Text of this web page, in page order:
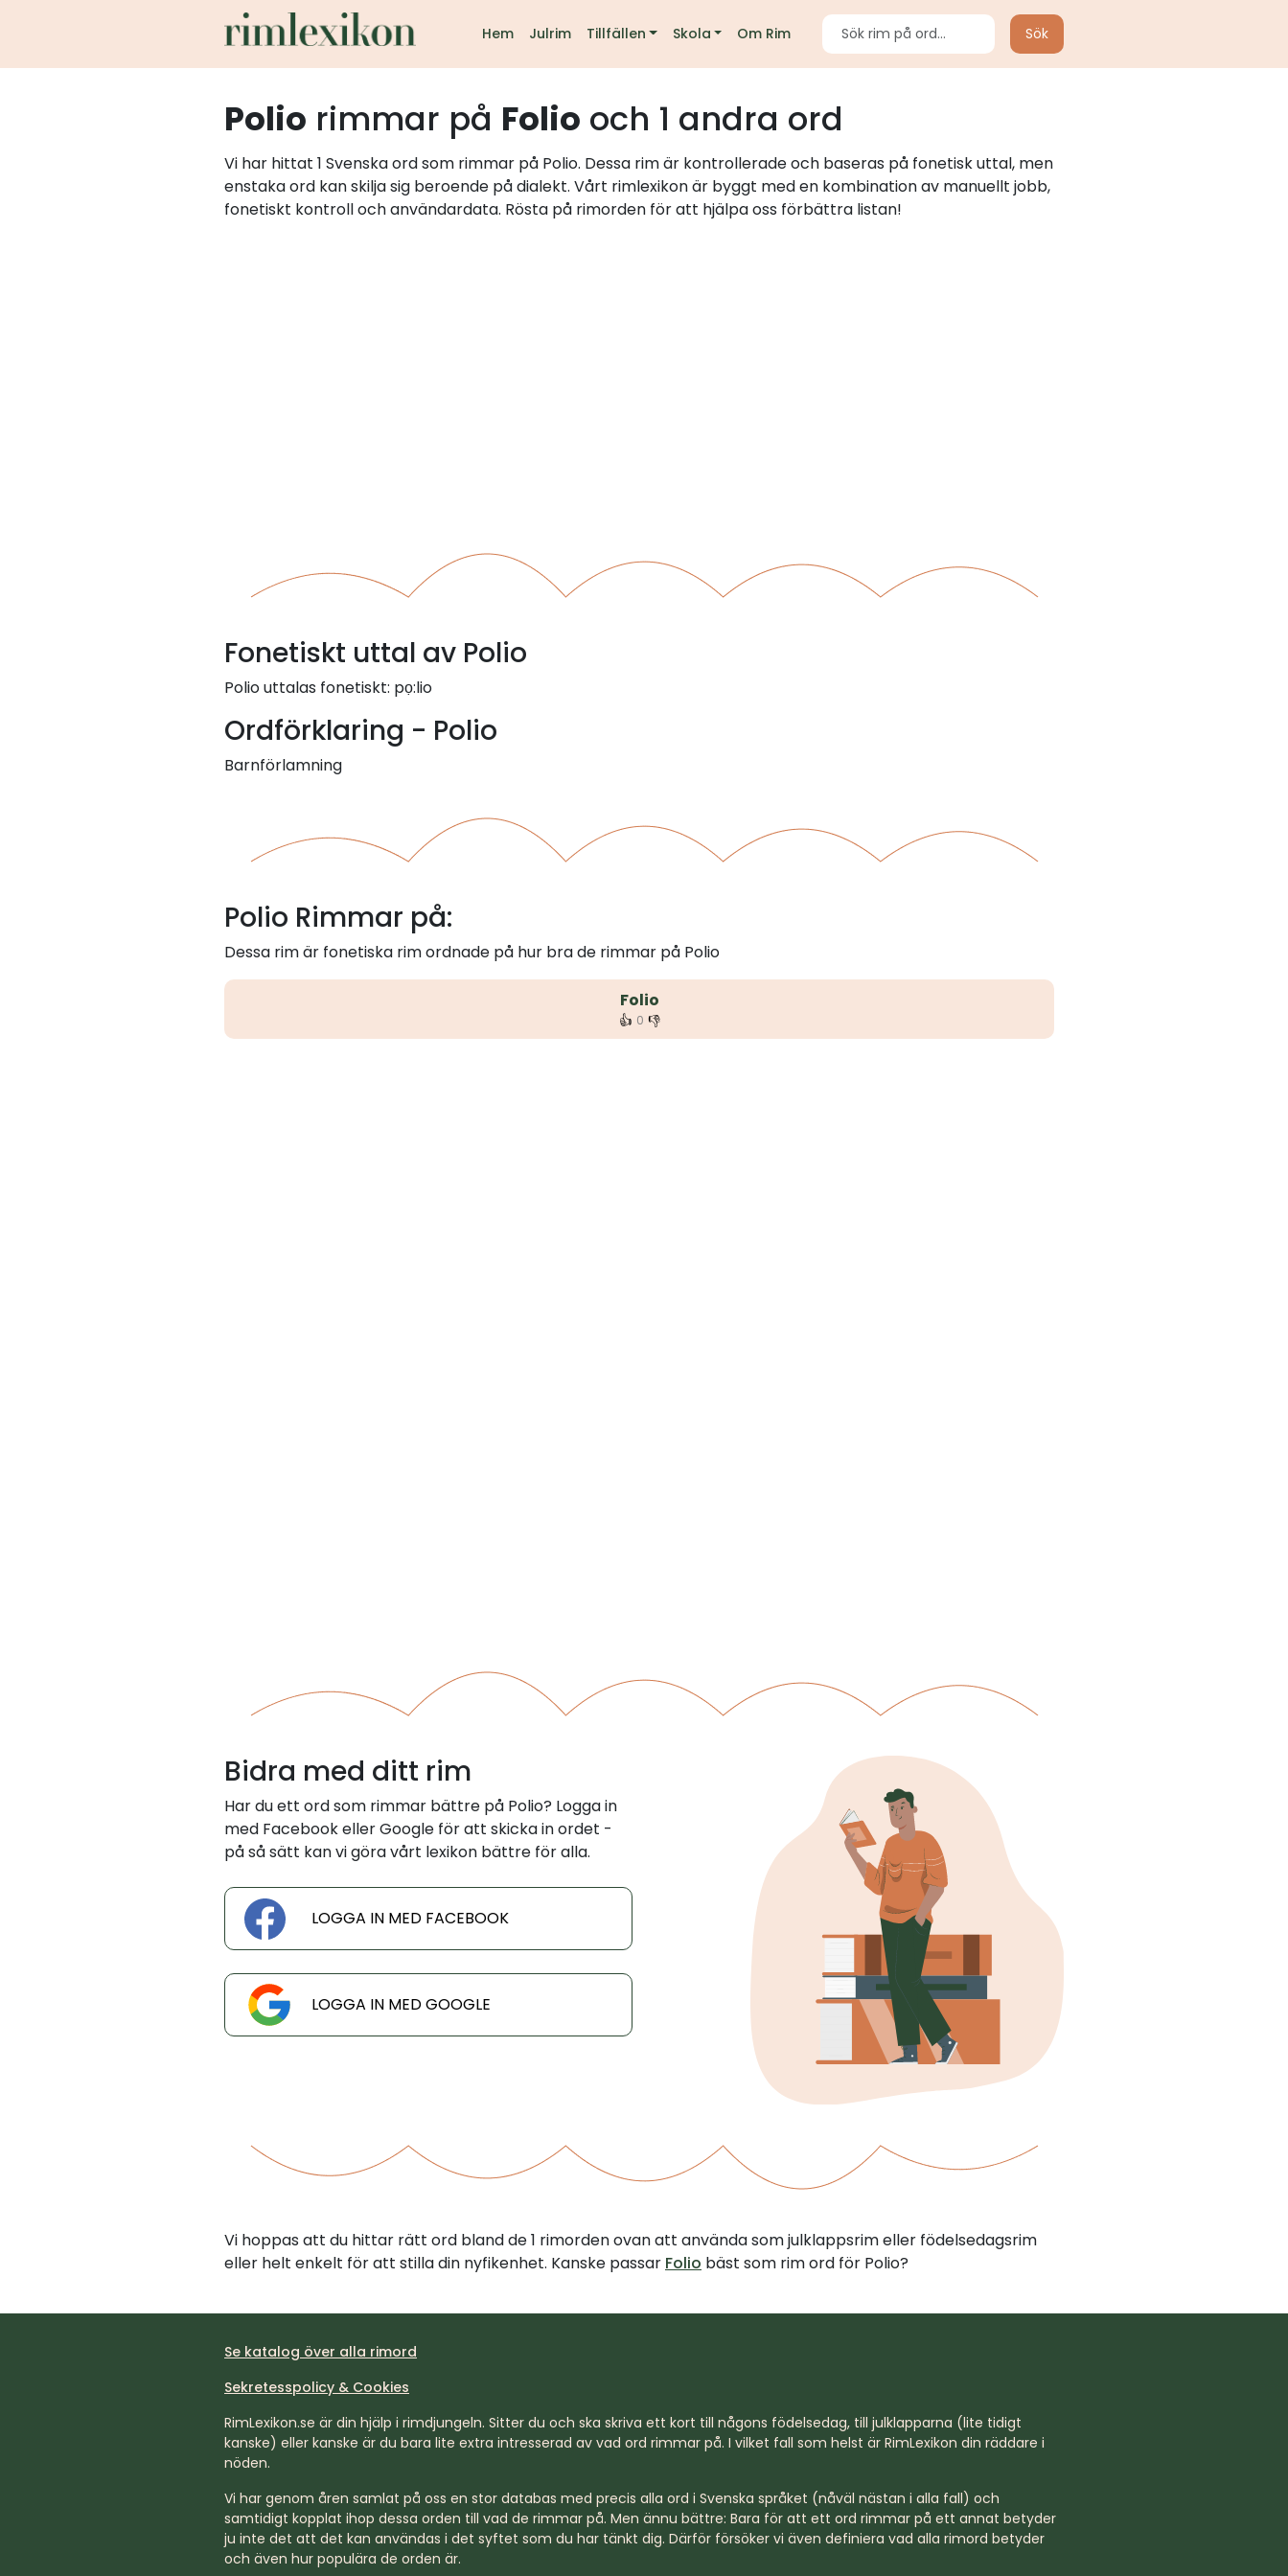
Hem Julrim Tillfällen Skola Om Rim Sök
Polio rimmar på Folio och 1 andra ord
Vi har hittat 1 Svenska ord som rimmar på Polio. Dessa rim är kontrollerade och baseras på fonetisk uttal, men
enstaka ord kan skilja sig beroende på dialekt. Vårt rimlexikon är byggt med en kombination av manuellt jobb,
fonetiskt kontroll och användardata. Rösta på rimorden för att hjälpa oss förbättra listan!
Fonetiskt uttal av Polio
Polio uttalas fonetiskt: pọ:lio
Ordförklaring - Polio
Barnförlamning
Polio Rimmar på:
Dessa rim är fonetiska rim ordnade på hur bra de rimmar på Polio
Folio
👍 0 👎
Bidra med ditt rim
Har du ett ord som rimmar bättre på Polio? Logga in
med Facebook eller Google för att skicka in ordet -
på så sätt kan vi göra vårt lexikon bättre för alla.
LOGGA IN MED FACEBOOK
LOGGA IN MED GOOGLE
Vi hoppas att du hittar rätt ord bland de 1 rimorden ovan att använda som julklappsrim eller födelsedagsrim
eller helt enkelt för att stilla din nyfikenhet. Kanske passar Folio bäst som rim ord för Polio?
Se katalog över alla rimord
Sekretesspolicy & Cookies
RimLexikon.se är din hjälp i rimdjungeln. Sitter du och ska skriva ett kort till någons födelsedag, till julklapparna (lite tidigt
kanske) eller kanske är du bara lite extra intresserad av vad ord rimmar på. I vilket fall som helst är RimLexikon din räddare i
nöden.
Vi har genom åren samlat på oss en stor databas med precis alla ord i Svenska språket (nåväl nästan i alla fall) och
samtidigt kopplat ihop dessa orden till vad de rimmar på. Men ännu bättre: Bara för att ett ord rimmar på ett annat betyder
ju inte det att det kan användas i det syftet som du har tänkt dig. Därför försöker vi även definiera vad alla rimord betyder
och även hur populära de orden är.